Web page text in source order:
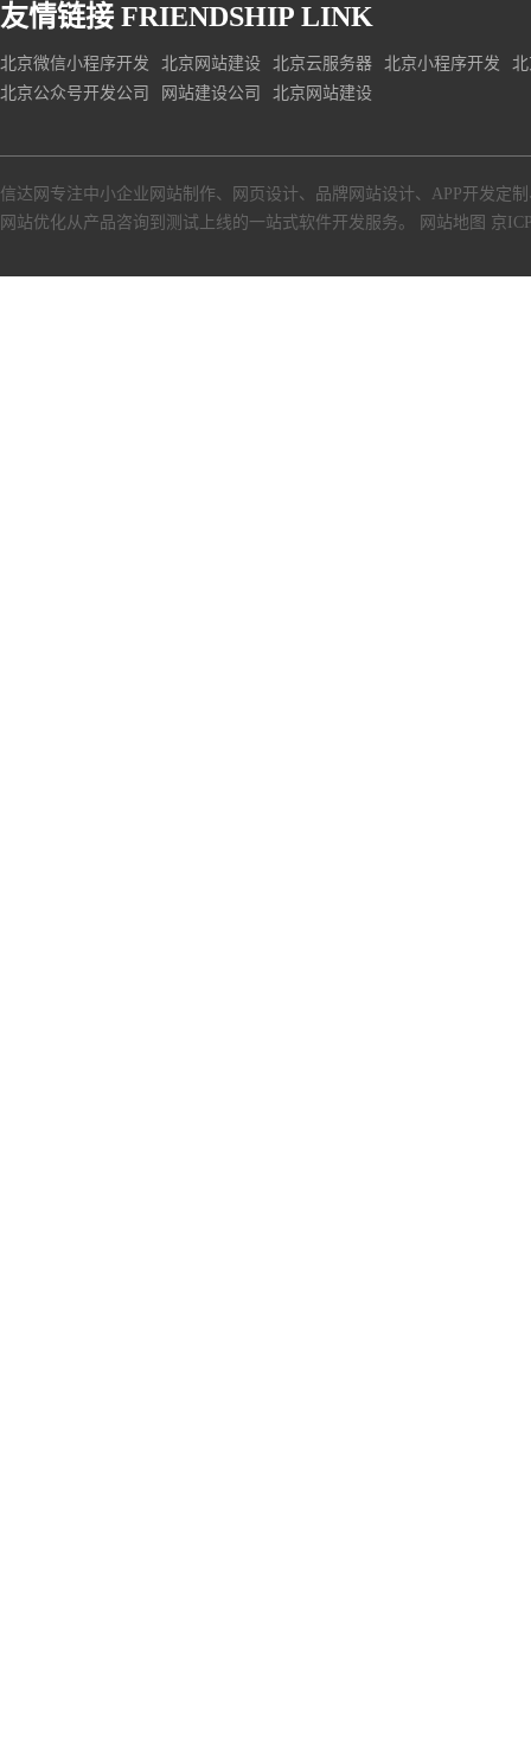
友情链接 FRIENDSHIP LINK
北京微信小程序开发 北京网站建设 北京云服务器 北京小程序开发
北京公众号开发公司
网站建设公司 北京网站建设
信达网专注中小企业网站制作、 网页设计、 品牌网站设计、 APP开发定制
网站优化从产品咨询到测试上线的一站式软件开发服务。
网站地图 京